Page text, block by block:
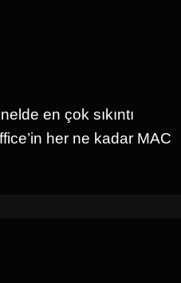
en çok sıkıntı
her ne kadar MAC